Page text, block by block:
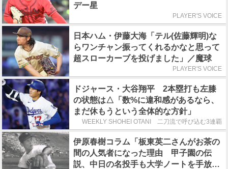
デー星
PLAYER'S VOICE
日本ハム・伊藤大海「テル(佐藤輝明)な
らワンチャン振ってくれるかなと思って
超スローカーブを投げました」／魔球
PLAYER'S VOICE
ドジャース・大谷翔平 2本塁打も左膝
の状態は△「数%に違和感があるなら、
まだ休もうという全体的な方針」
WEEKLY SHOHEI OTANI 二刀流で呼び込む3連覇
伊原春樹コラム「板東英二さんがお茶の
間の人気者になった理由 甲子園の伝
説、中日の名投手も大学ノートを手放さ